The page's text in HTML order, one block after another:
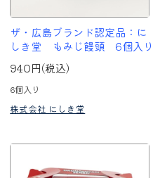
ザ・広島ブランド認定品：に
しき堂 もみじ饅頭 6個入り
940円(税込)
6個入り
株式会社 にしき堂